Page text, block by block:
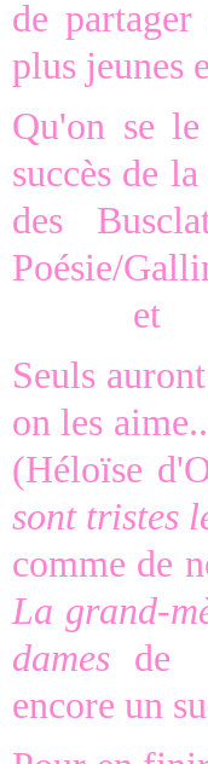
de partager
plus jeunes
Qu'on se
succès de
des
Poésie/
et
Seuls
on les
(Héloïse
sont tristes
comme de
La grand-
dames de
encore un